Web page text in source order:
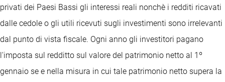
privati dei Paesi Bassi gli interessi reali nonchè i redditi ricavati
dalle cedole o gli utili ricevuti sugli investimenti sono irrelevanti
dal punto di vista fiscale. Ogni anno gli investitori pagano
l'imposta sul redditto sul valore del patrimonio netto al 1º
gennaio se e nella misura in cui tale patrimonio netto supera la